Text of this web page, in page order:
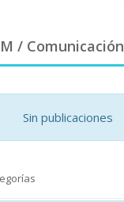
/ Comunicación
Sin publicaciones